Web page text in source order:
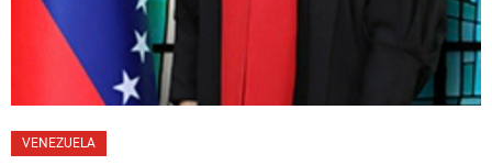
VENEZUELA